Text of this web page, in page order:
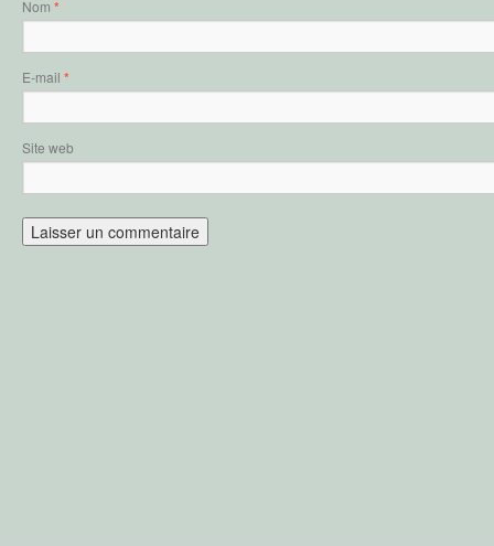
Nom *
E-mail *
Site web